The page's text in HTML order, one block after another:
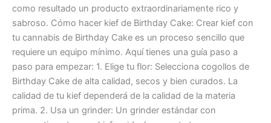
como resultado un producto extraordinariamente rico y
sabroso. Cómo hacer kief de Birthday Cake: Crear kief con
tu cannabis de Birthday Cake es un proceso sencillo que
requiere un equipo mínimo. Aquí tienes una guía paso a
paso para empezar: 1. Elige tu flor: Selecciona cogollos de
Birthday Cake de alta calidad, secos y bien curados. La
calidad de tu kief dependerá de la calidad de la materia
prima. 2. Usa un grinder: Un grinder estándar con